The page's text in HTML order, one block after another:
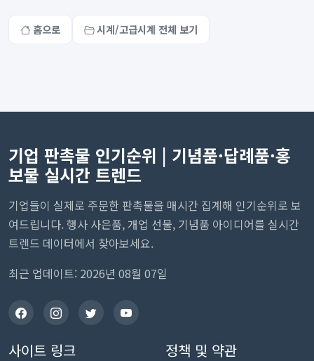
홈으로 시계/고급시계 전체 보기
기업 판촉물 인기순위 | 기념품·답례품·홍
보물 실시간 트렌드
기업들이 실제로 주문한 판촉물을 매시간 집계해 인기순위로 보
여드립니다. 행사 사은품, 개업 선물, 기념품 아이디어를 실시간
트렌드 데이터에서 찾아보세요.
최근 업데이트: 2026년 08월 07일
사이트 링크 정책 및 약관